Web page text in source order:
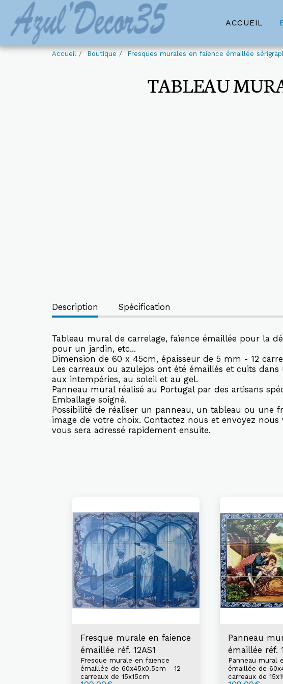
ACCUEIL
Accueil Boutique Fresques murales en faience émaillée
TABLEAU
Description Spécification
Tableau mural de carrelage, faïence émaillée pour la
pour un jardin, etc...
Dimension de 60 x 45cm, épaisseur de 5 mm - 12
Les carreaux ou azulejos ont été émaillés et cuits
aux intempéries, au soleil et au gel.
Panneau mural réalisé au Portugal par des artisans
Emballage soigné.
Possibilité de réaliser un panneau, un tableau ou une
image de votre choix. Contactez nous et envoyez
vous sera adressé rapidement ensuite.
Fresque murale en faience
émaillée réf. 12AS1
Fresque murale en faïence
émaillée de 60x45x0.5cm - 12
carreaux de 15x15cm
Panneau
émaillée réf.
Panneau mural
émaillée de
carreaux de